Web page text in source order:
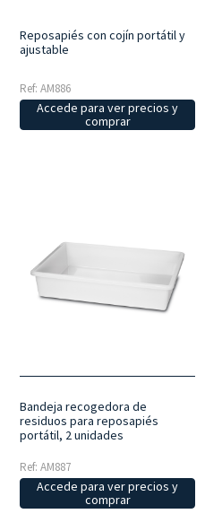
Reposapiés con cojín portátil y
ajustable
Ref: AM886
Accede para ver precios y
comprar
Bandeja recogedora de
residuos para reposapiés
portátil, 2 unidades
Ref: AM887
Accede para ver precios y
comprar